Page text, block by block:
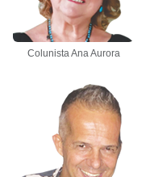
Colunista Ana Aurora